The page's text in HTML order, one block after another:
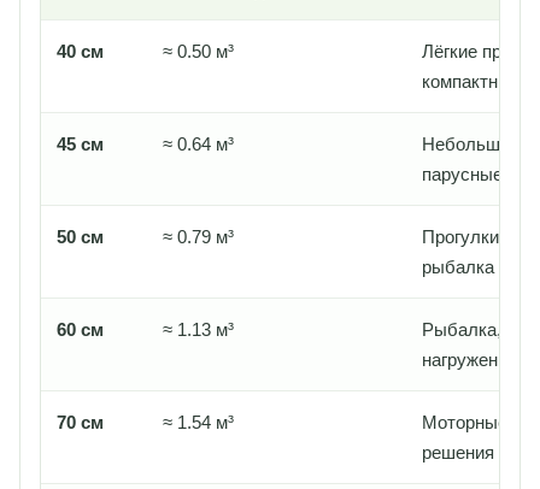
40 см ≈ 0.50 м³
Лёгкие
компактные
45 см ≈ 0.64 м³
Небольшие
парусные и
50 см ≈ 0.79 м³
Прогулки,
рыбалка
60 см ≈ 1.13 м³
Рыбалка,
нагруженные
70 см ≈ 1.54 м³
Моторные и
решения